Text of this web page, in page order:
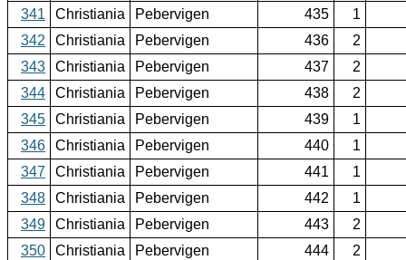
341
Christiania Pebervigen 435
1
342
Christiania Pebervigen 436
2
343
Christiania Pebervigen 437
2
344
Christiania Pebervigen 438
2
345
Christiania Pebervigen 439
1
346
Christiania Pebervigen 440
1
347
Christiania Pebervigen 441
1
348
Christiania Pebervigen 442
1
349
Christiania Pebervigen 443
2
350
Christiania Pebervigen 444
2